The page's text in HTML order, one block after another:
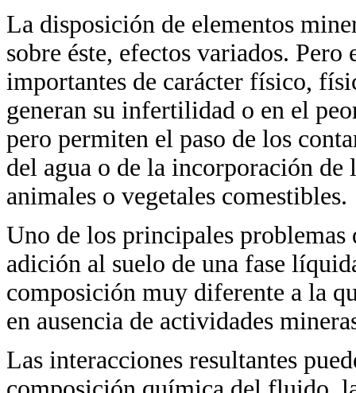
La disposición de elementos
sobre éste, efectos variados.
importantes de carácter físico,
generan su infertilidad o en el
pero permiten el paso de los
del agua o de la incorporación de
animales o vegetales comestibles.
Uno de los principales
adición al suelo de una fase
composición muy diferente a la
en ausencia de actividades
Las interacciones resultantes